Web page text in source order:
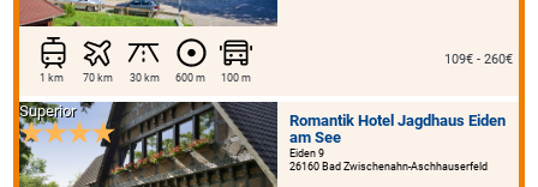
1 km 70 km 30 km 600 m 100 m
109€ - 260€
Romantik Hotel Jagdhaus Eiden
am See
Eiden 9
26160 Bad Zwischenahn-Aschhauserfeld
Superior